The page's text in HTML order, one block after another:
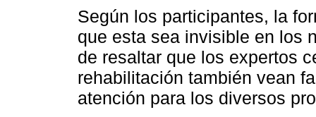
Según los participantes, la
que esta sea invisible en los
de resaltar que los expertos
rehabilitación también vean
atención para los diversos